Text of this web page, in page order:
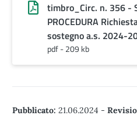
timbro_Circ. n. 356 -
PROCEDURA
sostegno a.s. 2024-
pdf - 209 kb
Pubblicato: 21.06.2024 -